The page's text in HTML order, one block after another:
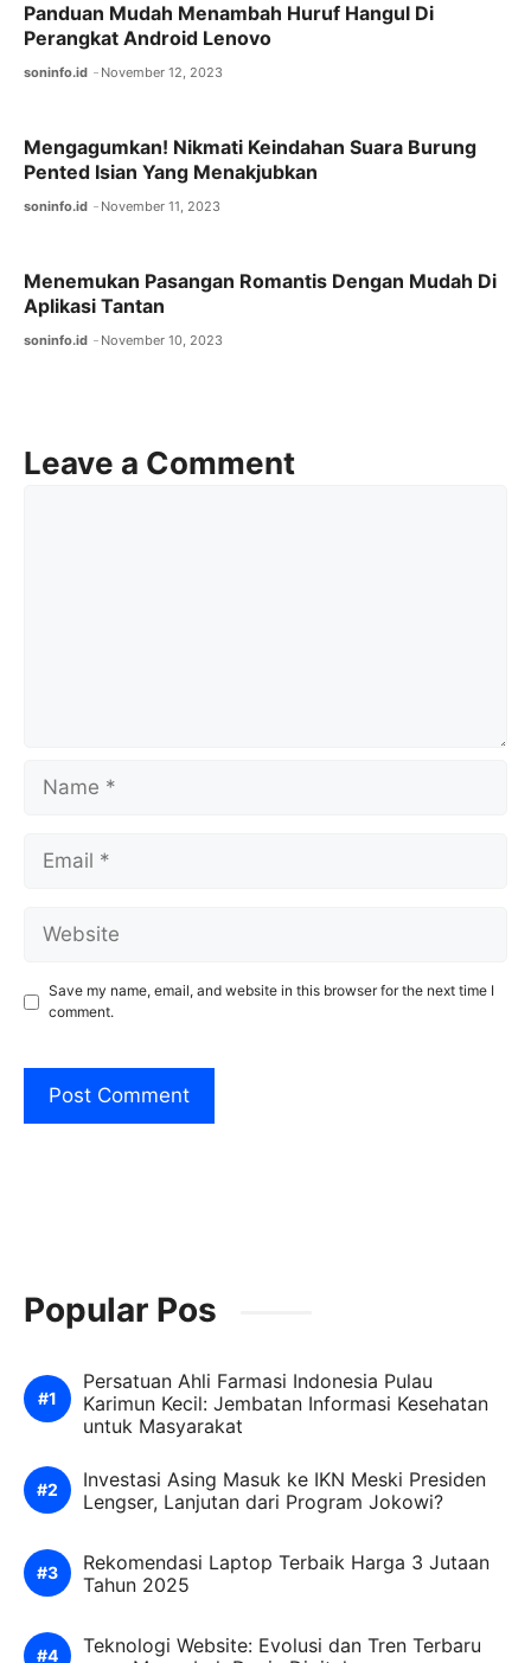
Panduan Mudah Menambah Huruf Hangul Di
Perangkat Android Lenovo
soninfo.id November 12, 2023
Mengagumkan! Nikmati Keindahan Suara Burung
Pented Isian Yang Menakjubkan
soninfo.id November 11, 2023
Menemukan Pasangan Romantis Dengan Mudah Di
Aplikasi Tantan
soninfo.id November 10, 2023
Leave a Comment
Name
Email
Website
Save my name, email, and website in this browser for the next time I
comment.
Popular Pos
Persatuan Ahli Farmasi Indonesia Pulau
Karimun Kecil: Jembatan Informasi Kesehatan
untuk Masyarakat
Investasi Asing Masuk ke IKN Meski Presiden
Lengser, Lanjutan dari Program Jokowi?
Rekomendasi Laptop Terbaik Harga 3 Jutaan
Tahun 2025
Teknologi Website: Evolusi dan Tren Terbaru